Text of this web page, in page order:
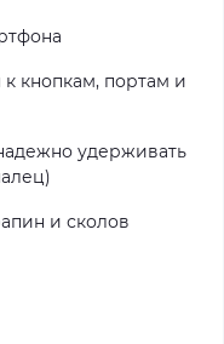
кнопкам, портам и
удерживать
и сколов